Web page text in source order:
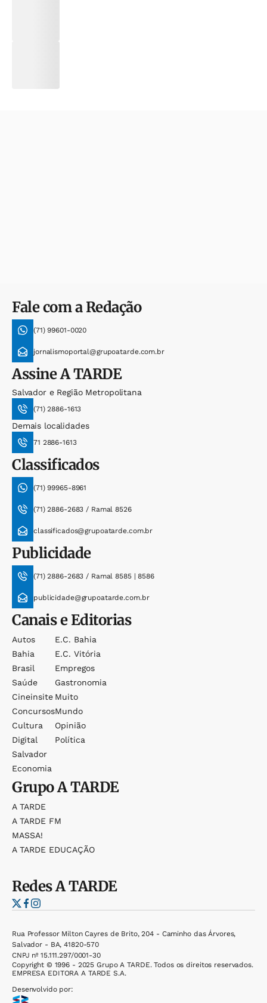
Fale com a Redação
(71) 99601-0020
jornalismoportal@grupoatarde.com.br
AssineA TARDE
Salvador e Região Metropolitana
(71) 2886-1613
Demais localidades
71 2886-1613
Classificados
(71) 99965-8961
(71) 2886-2683 / Ramal 8526
classificados@grupoatarde.com.br
Publicidade
(71) 2886-2683 / Ramal 8585 | 8586
publicidade@grupoatarde.com.br
Canais e Editorias
Autos
Bahia
Brasil
Saúde
Cineinsite
Concursos
Cultura
Digital
Salvador
Economia
E.c. Bahia
E.c. Vitória
Empregos
Gastronomia
Muito
Mundo
Opinião
Política
GrupoA TARDE
A TARDE
A TARDE FM
MASSA!
A TARDE EDUCAÇÃO
RedesA TARDE
Rua Professor Milton Cayres de Brito, 204 - Caminho das Árvores,
Salvador - BA, 41820-570
CNPJ nº 15.111.297/0001-30
Copyright © 1996 - 2025 Grupo A TARDE. Todos os direitos reservados.
EMPRESA EDITORA A TARDE S.A.
Desenvolvido por: